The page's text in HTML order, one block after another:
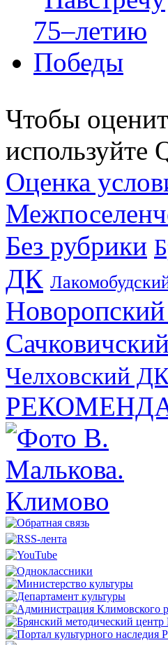
Чтобы
используйте
Оценка
Без рубрики
ДК
Челховский